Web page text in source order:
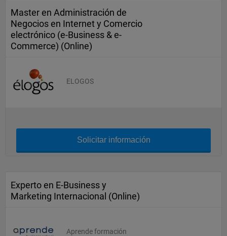
Master en Administración de
Negocios en Internet y Comercio
electrónico (e-Business & e-
Commerce) (Online)
ELOGOS
Solicitar información
Experto en E-Business y
Marketing Internacional (Online)
Aprende formación